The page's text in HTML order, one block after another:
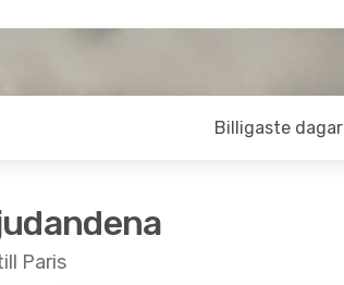
Billigaste dagar
Paris